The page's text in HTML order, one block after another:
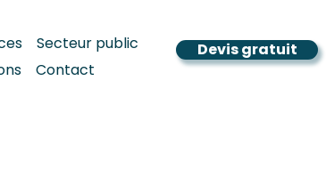
Secteur public
Contact
Devis gratuit